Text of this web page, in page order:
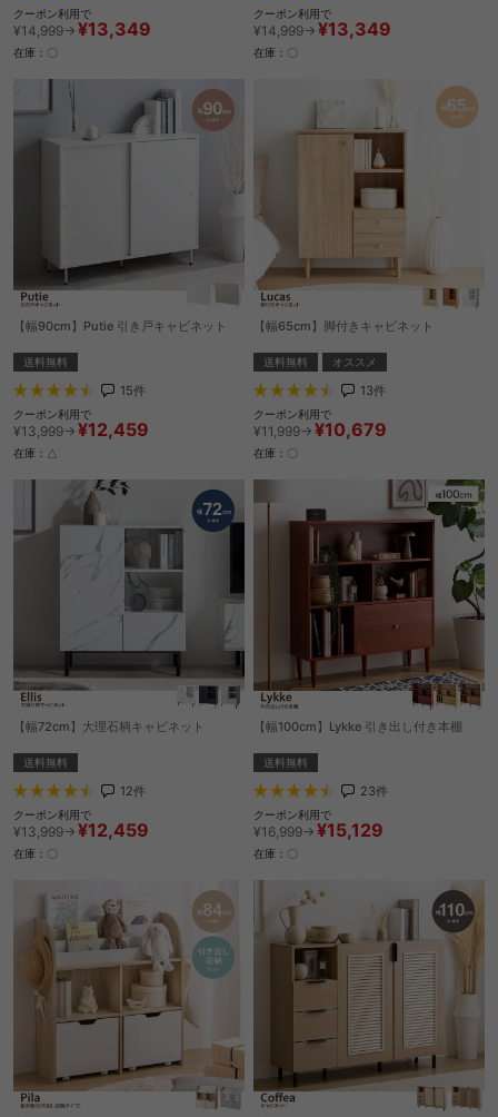
クーポン利用で
¥14,999→ ¥13,349
在庫：〇
クーポン利用で
¥14,999→ ¥13,349
在庫：〇
【幅90cm】Putie 引き戸キャビネット
送料無料
15件
クーポン利用で
¥13,999→ ¥12,459
在庫：△
【幅65cm】脚付きキャビネット
送料無料 オススメ
13件
クーポン利用で
¥11,999→ ¥10,679
在庫：〇
【幅72cm】大理石柄キャビネット
送料無料
12件
クーポン利用で
¥13,999→ ¥12,459
在庫：〇
【幅100cm】Lykke 引き出し付き本棚
送料無料
23件
クーポン利用で
¥16,999→ ¥15,129
在庫：〇